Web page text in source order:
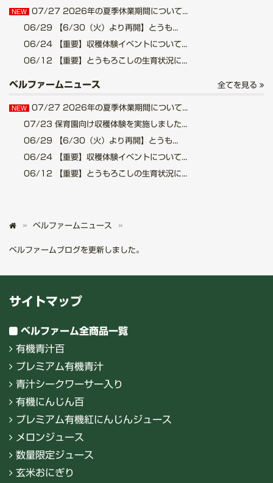
NEW 07/27 2026年の夏季休業期間について...
06/29 【6/30（火）より再開】とうも...
06/24 【重要】収穫体験イベントについて...
06/12 【重要】とうもろこしの生育状況に...
ベルファームニュース 全てを見る
NEW 07/27 2026年の夏季休業期間について...
07/23 保育園向け収穫体験を実施しました...
06/29 【6/30（火）より再開】とうも...
06/24 【重要】収穫体験イベントについて...
06/12 【重要】とうもろこしの生育状況に...
ベルファームニュース
ベルファームブログを更新しました。
サイトマップ
ベルファーム全商品一覧
有機青汁百
プレミアム有機青汁
青汁シークワーサー入り
有機にんじん百
プレミアム有機紅にんじんジュース
メロンジュース
数量限定ジュース
玄米おにぎり